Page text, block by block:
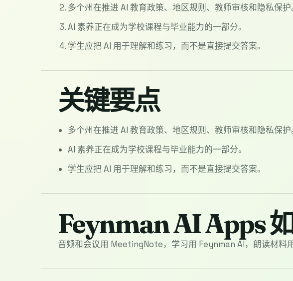
多个州在推进 AI 教育政策、地区规则、教师审核和隐私保护
AI 素养正在成为学校课程与毕业能力的一部分。
学生应把 AI 用于理解和练习，而不是直接提交答案。
关键要点
多个州在推进 AI 教育政策、地区规则、教师审核和隐私保护
AI 素养正在成为学校课程与毕业能力的一部分。
学生应把 AI 用于理解和练习，而不是直接提交答案。
Feynman AI Apps
音频和会议用 MeetingNote，学习用 Feynman AI，朗读材料